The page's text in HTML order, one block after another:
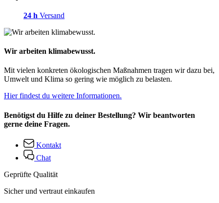
24 h Versand
Wir arbeiten klimabewusst.
Mit vielen konkreten ökologischen Maßnahmen tragen wir dazu bei,
Umwelt und Klima so gering wie möglich zu belasten.
Hier findest du weitere Informationen.
Benötigst du Hilfe zu deiner Bestellung? Wir beantworten
gerne deine Fragen.
Kontakt
Chat
Geprüfte Qualität
Sicher und vertraut einkaufen